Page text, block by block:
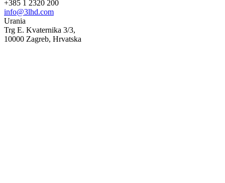
+385 1 2320 200
info@3lhd.com
Urania
Trg E. Kvaternika 3/3,
10000 Zagreb, Hrvatska